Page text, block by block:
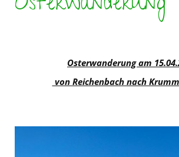
Osterwanderung am
von Reichenbach nach